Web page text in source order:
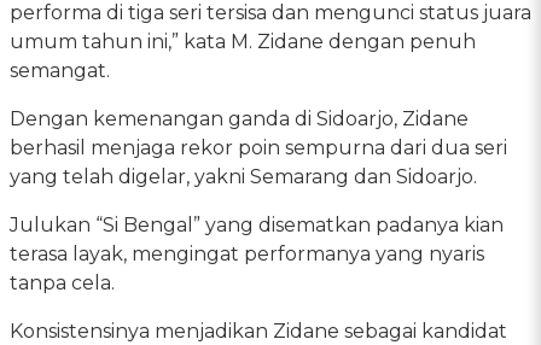
performa di tiga seri tersisa dan mengunci status juara
umum tahun ini,” kata M. Zidane dengan penuh
semangat.
Dengan kemenangan ganda di Sidoarjo, Zidane
berhasil menjaga rekor poin sempurna dari dua seri
yang telah digelar, yakni Semarang dan Sidoarjo.
Julukan “Si Bengal” yang disematkan padanya kian
terasa layak, mengingat performanya yang nyaris
tanpa cela.
Konsistensinya menjadikan Zidane sebagai kandidat